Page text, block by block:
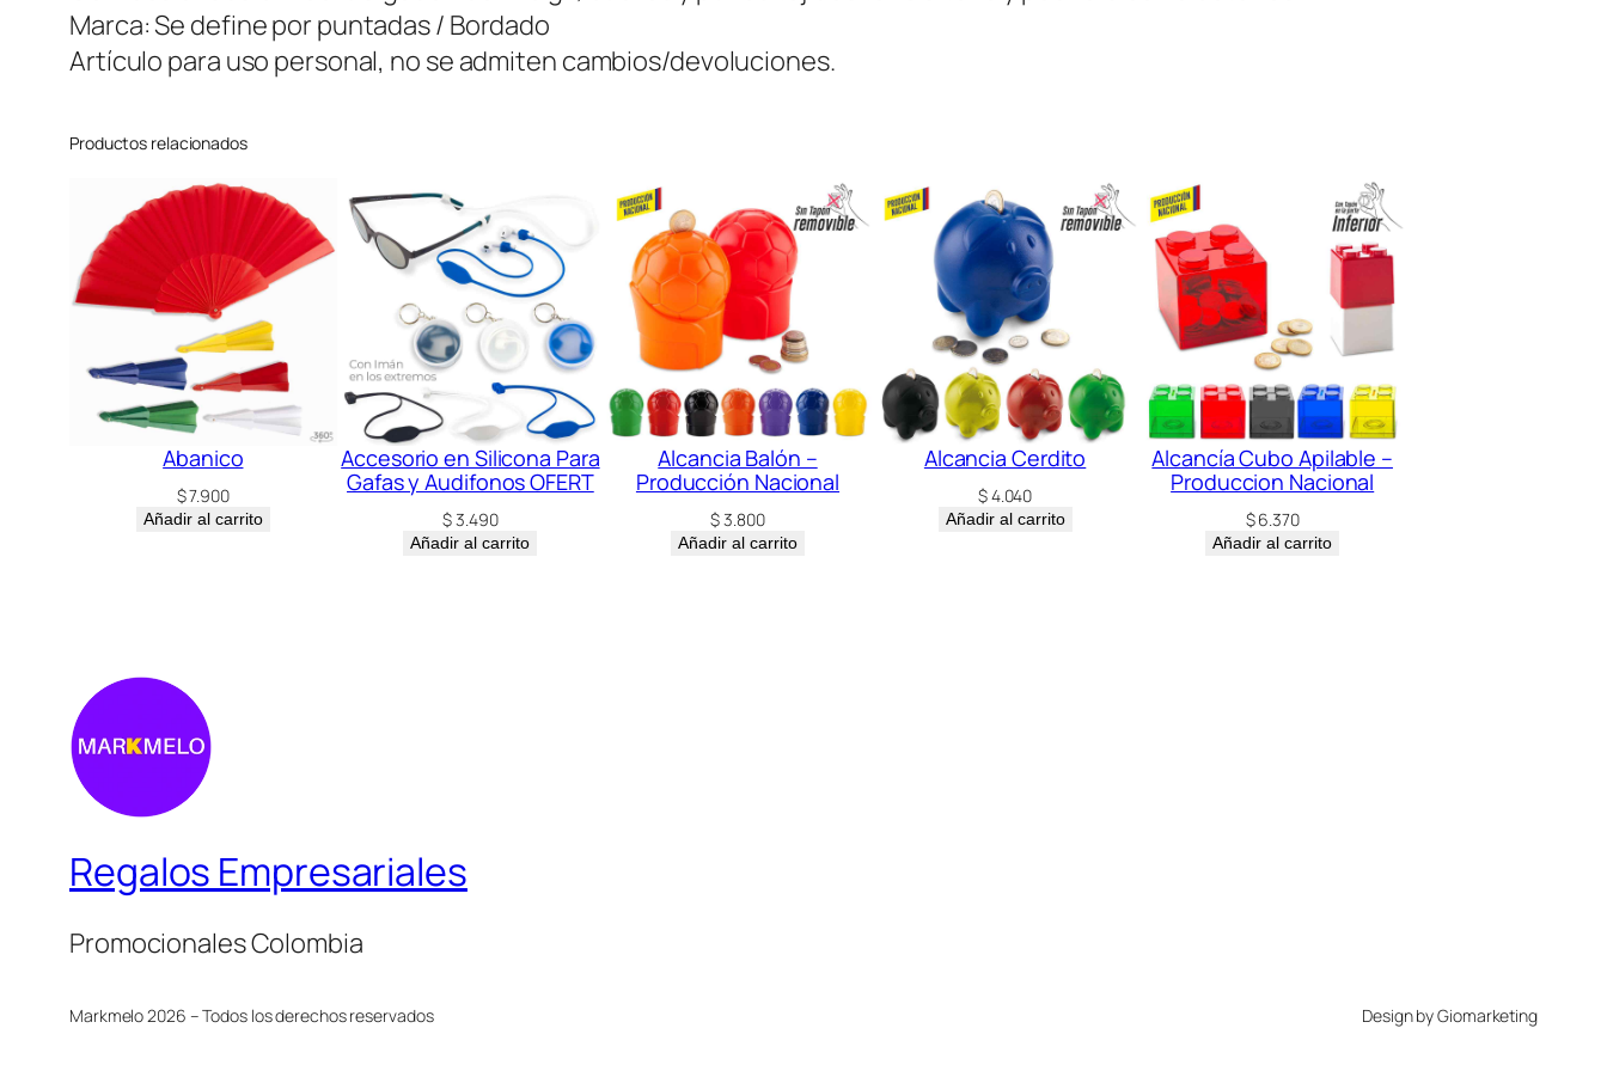
i
d
Marca: Se define por puntadas / Bordado
Artículo para uso personal, no se admiten cambios/devoluciones.
Productos relacionados
Abanico
$7.900
Añadir al carrito
Accesorio en Silicona Para
Gafas y Audifonos OFERT
$3.490
Añadir al carrito
Alcancia Balón –
Producción Nacional
$3.800
Añadir al carrito
Alcancia Cerdito
$4.040
Añadir al carrito
Alcancía Cubo Apilable –
Produccion Nacional
$6.370
Añadir al carrito
Regalos Empresariales
Promocionales Colombia
Markmelo 2026 – Todos los derechos reservados Design by Giomarketing